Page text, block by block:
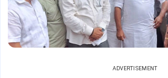
ADVERTISEMENT